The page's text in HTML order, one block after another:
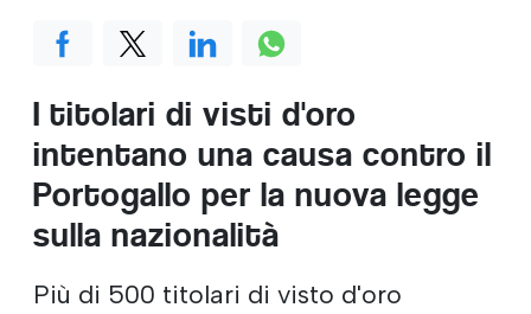
I titolari di visti d'oro
intentano una causa contro il
Portogallo per la nuova legge
sulla nazionalità
Più di 500 titolari di visto d'oro